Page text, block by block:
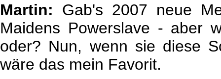
Martin: Gab's 2007 neue
Maidens Powerslave - aber
oder? Nun, wenn sie diese
wäre das mein Favorit.